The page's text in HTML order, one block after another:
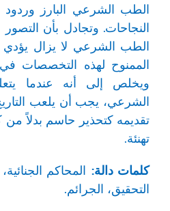
الطب الشرعي البارز وردود
النجاحات. وتجادل بأن
الطب الشرعي لا يزال
الممنوح لهذه التخصصات في
ويخلص إلى أنه عندما
الشرعي، يجب أن يلعب
تقديمه كتحذير حاسم بدلاً
تهنئة.
كلمات دالة: المحاكم
التحقيق، الجرائم.